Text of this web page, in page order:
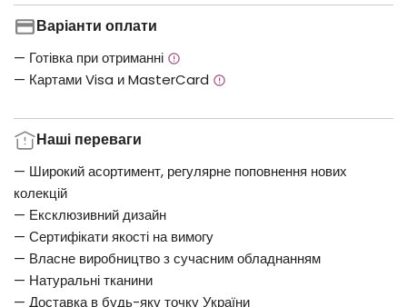
Варіанти оплати
— Готівка при отриманні
— Картами Visa и MasterCard
Наші переваги
— Широкий асортимент, регулярне поповнення нових
колекцій
— Ексклюзивний дизайн
— Сертифікати якості на вимогу
— Власне виробництво з сучасним обладнанням
— Натуральні тканини
— Доставка в будь-яку точку України